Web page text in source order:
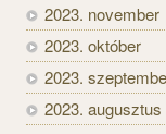
2023. november
2023. október
2023.
2023. augusztus